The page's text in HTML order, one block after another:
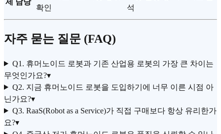
제 담당
확인
석
자주 묻는 질문 (FAQ)
Q1. 휴머노이드 로봇과 기존 산업용 로봇의 가장 큰 차이는
무엇인가요?▾
Q2. 지금 휴머노이드 로봇을 도입하기에 너무 이른 시점 아
닌가요?▾
Q3. RaaS(Robot as a Service)가 직접 구매보다 항상 유리한가
요?▾